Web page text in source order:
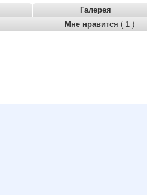
Галерея
Мне нравится ( 1 )